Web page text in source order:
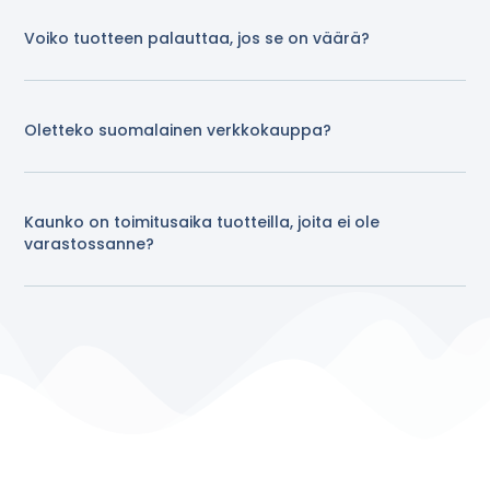
Voiko tuotteen palauttaa, jos se on väärä?
Oletteko suomalainen verkkokauppa?
Kaunko on toimitusaika tuotteilla, joita ei ole
varastossanne?